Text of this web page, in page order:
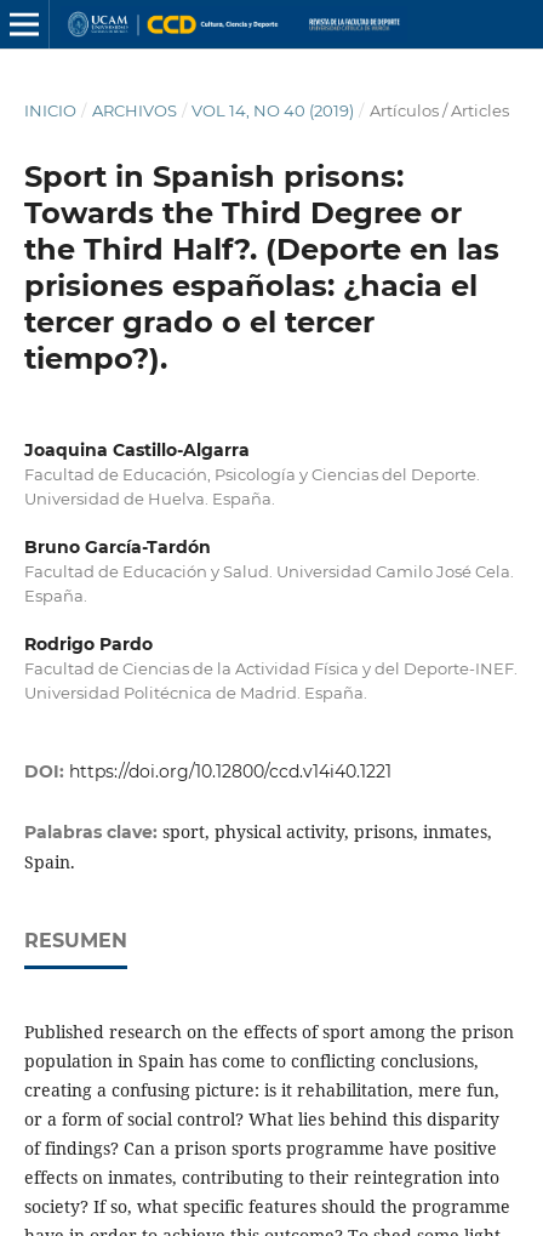
INICIO / ARCHIVOS / VOL 14, NO 40 (2019) / Artículos / Articles
Sport in Spanish prisons:
Towards the Third Degree or
the Third Half?. (Deporte en las
prisiones españolas: ¿hacia el
tercer grado o el tercer
tiempo?).
Joaquina Castillo-Algarra
Facultad de Educación, Psicología y Ciencias del Deporte.
Universidad de Huelva. España.
Bruno García-Tardón
Facultad de Educación y Salud. Universidad Camilo José Cela.
España.
Rodrigo Pardo
Facultad de Ciencias de la Actividad Física y del Deporte-INEF.
Universidad Politécnica de Madrid. España.
DOI: https://doi.org/10.12800/ccd.v14i40.1221
Palabras clave: sport, physical activity, prisons, inmates,
Spain.
RESUMEN
Published research on the effects of sport among the prison
population in Spain has come to conflicting conclusions,
creating a confusing picture: is it rehabilitation, mere fun,
or a form of social control? What lies behind this disparity
of findings? Can a prison sports programme have positive
effects on inmates, contributing to their reintegration into
society? If so, what specific features should the programme